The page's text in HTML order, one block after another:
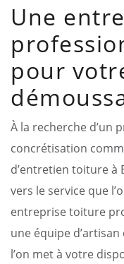
Une
pour
À la recherche d’un
concrétisation
d’entretien toiture à
vers le service que
entreprise toiture
une équipe
l’on met à votre